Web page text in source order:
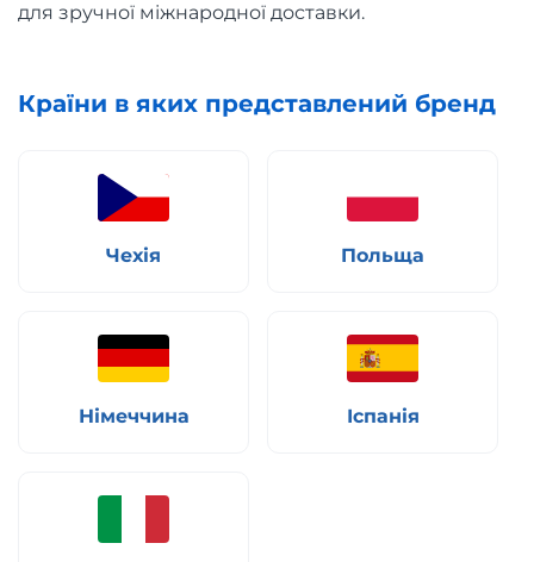
для зручної міжнародної доставки.
Країни в яких представлений бренд
Чехія Польща
Німеччина Іспанія